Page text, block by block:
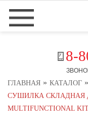
8-
ГЛАВНАЯ » КАТАЛОГ »
СУШИЛКА СКЛАДНАЯ
MULTIFUNCTIONAL